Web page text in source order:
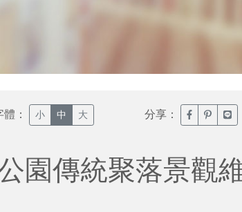
體： 小 中 大 分享： 臉書分享(
噗浪分
園傳統聚落景觀